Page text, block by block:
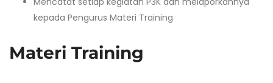
kepada Pengurus Materi Training
Materi Training